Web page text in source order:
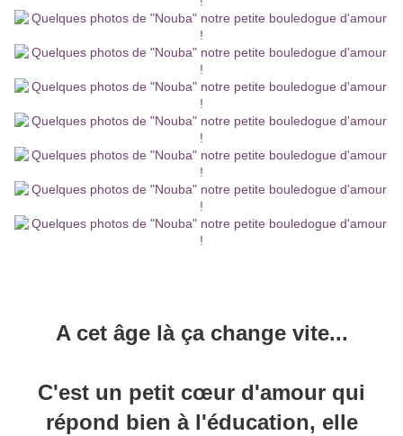
A cet âge là ça change vite...
C'est un petit cœur d'amour qui
répond bien à l'éducation, elle